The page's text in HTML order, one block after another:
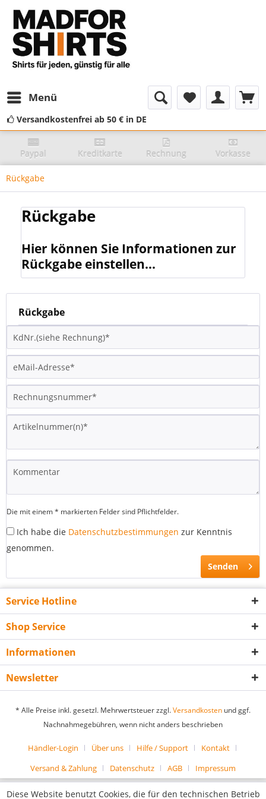
Menü
Versandkostenfrei ab 50 € in DE
Paypal Kreditkarte Rechnung Vorkasse
Rückgabe
Rückgabe
Hier können Sie Informationen zur
Rückgabe einstellen...
Rückgabe
Die mit einem * markierten Felder sind Pflichtfelder.
Ich habe die Datenschutzbestimmungen zur Kenntnis
genommen.
Senden
Service Hotline
Shop Service
Informationen
Newsletter
* Alle Preise inkl. gesetzl. Mehrwertsteuer zzgl.Versandkosten und ggf.
Nachnahmegebühren, wenn nicht anders beschrieben
Händler-Login Über uns Hilfe / Support
Kontakt
Versand & Zahlung
Datenschutz AGB Impressum
Diese Website benutzt Cookies, die für den technischen Betrieb